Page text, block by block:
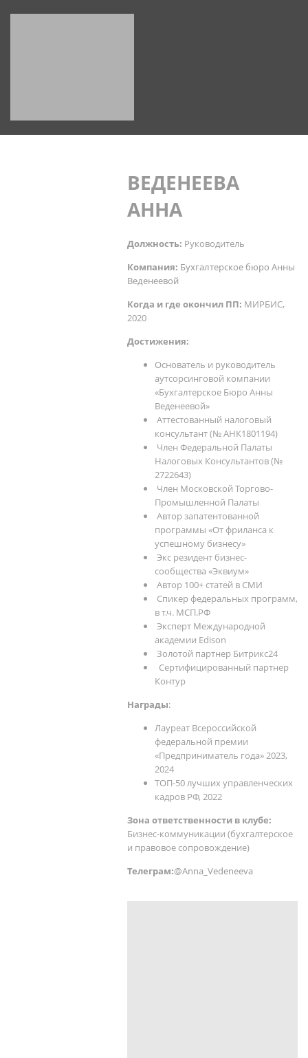
ВЕДЕНЕЕВА
АННА
Должность: Руководитель
Компания: Бухгалтерское бюро Анны
Веденеевой
Когда и где окончил ПП: МИРБИС,
2020
Достижения:
Основатель и руководитель
аутсорсинговой компании
«Бухгалтерское Бюро Анны
Веденеевой»
Аттестованный налоговый
консультант (№ АНК1801194)
Член Федеральной Палаты
Налоговых Консультантов (№
2722643)
Член Московской Торгово-
Промышленной Палаты
Автор запатентованной
программы «От фриланса к
успешному бизнесу»
Экс резидент бизнес-
сообщества «Эквиум»
Автор 100+ статей в СМИ
Спикер федеральных программ,
в т.ч. МСП.РФ
Эксперт Международной
академии Edison
Золотой партнер Битрикс24
Сертифицированный партнер
Контур
Награды:
Лауреат Всероссийской
федеральной премии
«Предприниматель года» 2023,
2024
ТОП-50 лучших управленческих
кадров РФ, 2022
Зона ответственности в клубе:
Бизнес-коммуникации (бухгалтерское
и правовое сопровождение)
Телеграм:@Anna_Vedeneeva